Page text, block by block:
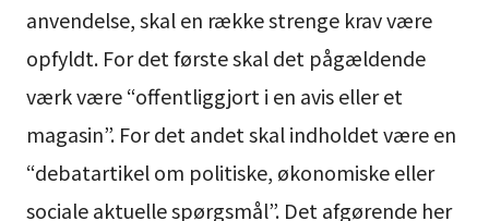
anvendelse, skal en række strenge krav være
opfyldt. For det første skal det pågældende
værk være “offentliggjort i en avis eller et
magasin”. For det andet skal indholdet være en
“debatartikel om politiske, økonomiske eller
sociale aktuelle spørgsmål”. Det afgørende her